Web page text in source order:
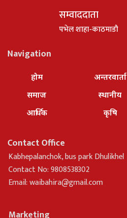
सम्वाददाता
पभेल शाहा-काठमाडौ
Navigation
होम
समाज
आर्थिक
अन्तरवार्ता
स्थानीय
कृषि
Contact Office
Kabhepalanchok, bus park Dhulikhel
Contact No: 9808538302
Email:waibahira@gmail.com